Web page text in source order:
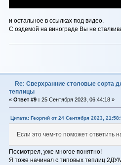
и остальное в ссылках под видео.
С оэдемой на винограде Вы не
Re: Сверхранние столовые сорта
теплицы
« Ответ #9 : 25 Сентября 2023, 06:44:18 »
Цитата: Георгий от 24 Сентября 2023,
Если это чем-то поможет ответить
Посмотрел, уже многое понятно!
Я тоже начинал с типовых теплиц